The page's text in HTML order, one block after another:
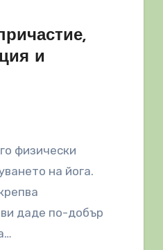
и
физически
на йога.
даде по-добър